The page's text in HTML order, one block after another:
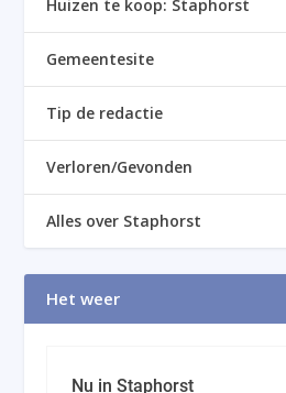
Huizen te koop: Staphorst
Gemeentesite
Tip de redactie
Verloren/Gevonden
Alles over Staphorst
Het weer